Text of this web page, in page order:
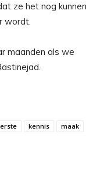
ze het nog kunnen
wordt.
maanden als we
kennis
maak